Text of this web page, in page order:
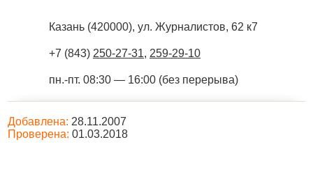
Казань (420000), ул. Журналистов, 62 к7
+7 (843) 250-27-31, 259-29-10
пн.-пт. 08:30 — 16:00 (без перерыва)
Добавлена: 28.11.2007
Проверена: 01.03.2018